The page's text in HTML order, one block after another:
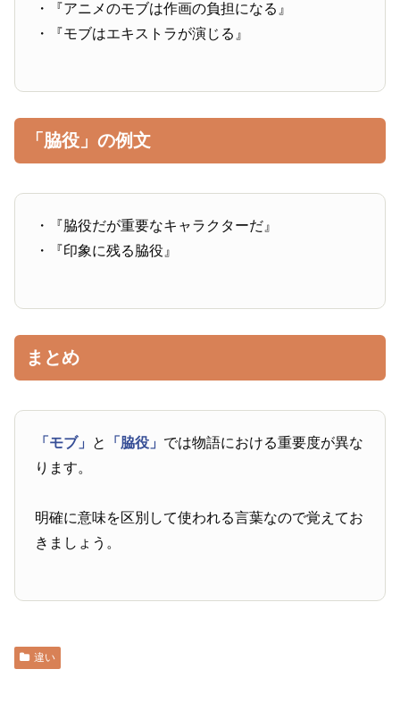
・『アニメのモブは作画の負担になる』
・『モブはエキストラが演じる』
「脇役」の例文
・『脇役だが重要なキャラクターだ』
・『印象に残る脇役』
まとめ
「モブ」 と 「脇役」 では物語における重要度が異な
ります。
明確に意味を区別して使われる言葉なので覚えてお
きましょう。
違い